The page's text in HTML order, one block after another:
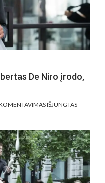
De Niro įrodo,
IŠJUNGTASĮRAŠE
DE
NIRO
ĮRODO,
KAD